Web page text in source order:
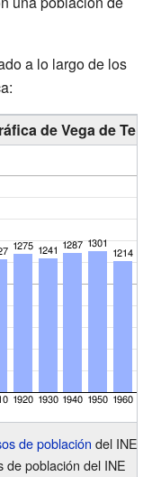
a lo largo de los
de Vega de
de población del INE
de población del INE